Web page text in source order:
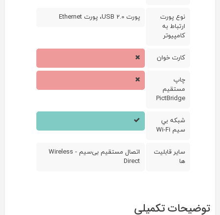
نوع پورت
ارتباط به
کامپيوتر
پورت USB 2.0، پورت Ethernet
کارت خوان
چاپ
مستقيم
PictBridge
شبکه بي
سيم Wi-Fi
ساير قابليت
ها
اتصال مستقیم بی‌سیم - Wireless
Direct
توضیحات تکمیلی